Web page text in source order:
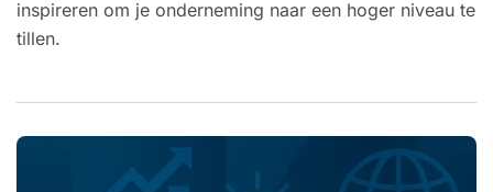
inspireren om je onderneming naar een hoger niveau te
tillen.